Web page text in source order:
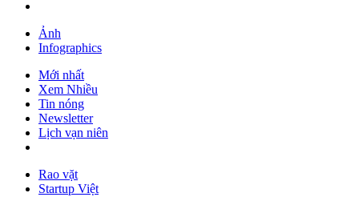
Ảnh
Infographics
Mới nhất
Xem Nhiều
Tin nóng
Newsletter
Lịch vạn niên
Rao vặt
Startup Việt